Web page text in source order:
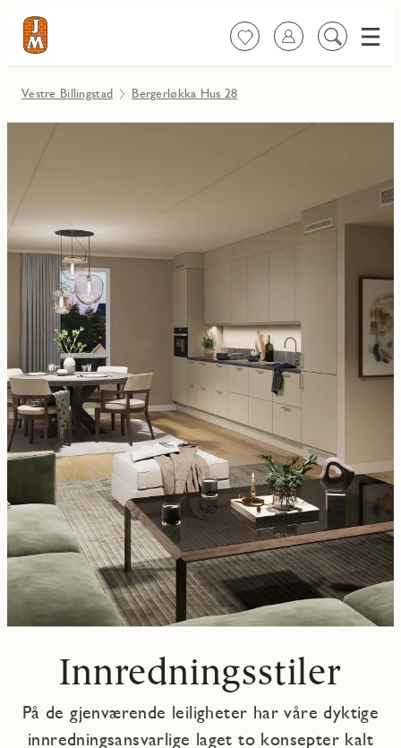
FavoritterLogg inn
Søk
Meny
Vestre Billingstad Bergerløkka Hus 28
Innredningsstiler
På de gjenværende leiligheter har våre dyktige
innredningsansvarlige laget to konsepter kalt